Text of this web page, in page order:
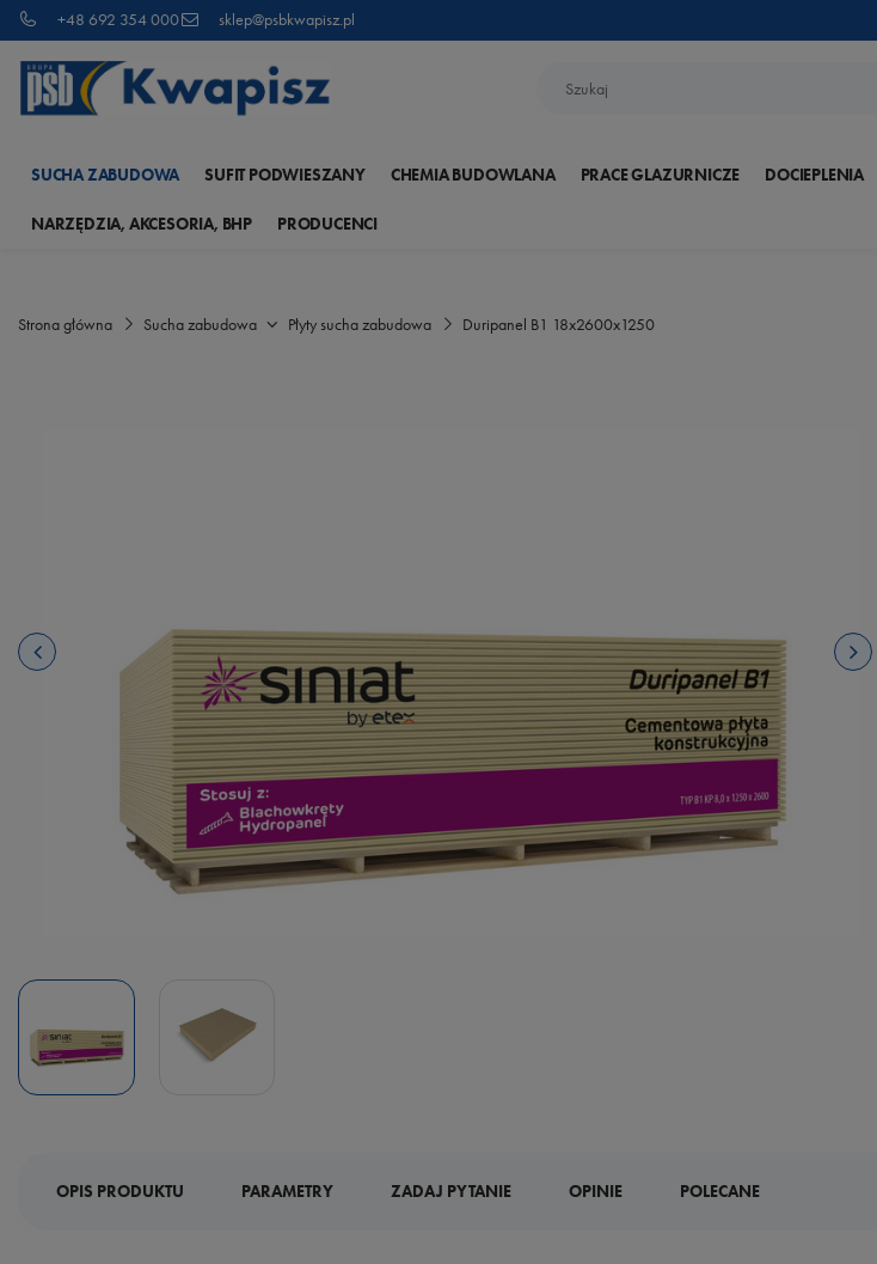
+48 692 354 000 sklep@psbkwapisz.pl
SUCHA ZABUDOWA SUFIT PODWIESZANY CHEMIA BUDOWLANA PRACE GLAZURNICZE DOCIEPLENIA
NARZĘDZIA, AKCESORIA, BHP PRODUCENCI
Strona główna Sucha zabudowa Płyty sucha zabudowa Duripanel B1 18x2600x1250
OPIS PRODUKTU PARAMETRY ZADAJ PYTANIE OPINIE POLECANE